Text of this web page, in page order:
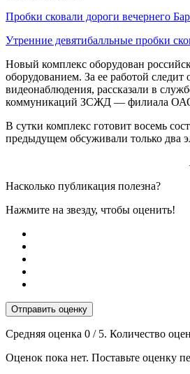
Пробки сковали дороги вечернего
Утренние девятибалльные пробки
Новый комплекс оборудован
оборудованием. За ее работой
видеонаблюдения, рассказали в
коммуникаций ЗСЖД — филиала
В сутки комплекс готовит восемь
предыдущем обсуживали только два
Насколько публикация полезна?
Нажмите на звезду, чтобы оценить!
Отправить оценку
Средняя оценка 0 / 5. Количество
Оценок пока нет. Поставьте оценку